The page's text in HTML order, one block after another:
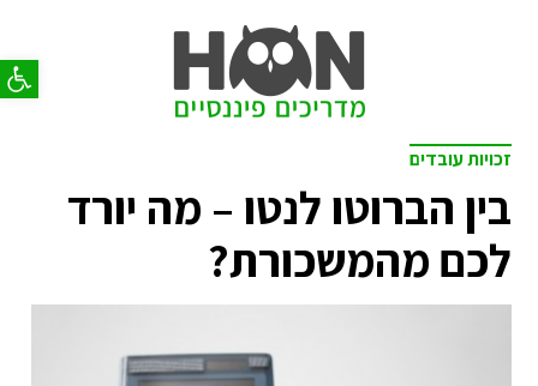
פתח
זכויות עובדים
בין הברוטו לנטו – מה יורד
לכם מהמשכורת?